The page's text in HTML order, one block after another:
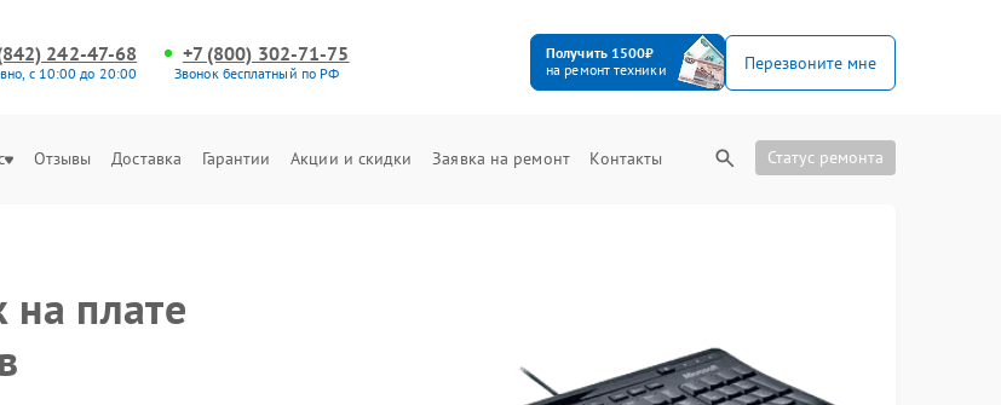
242-47-68
с 10:00 до 20:00
+7 (800) 302-71-75
Звонок бесплатный по РФ
Получить 1500₽
на ремонт техники
Перезвоните мне
Отзывы Доставка Гарантии Акции и скидки Заявка на ремонт Контакты Статус ремонта
на плате